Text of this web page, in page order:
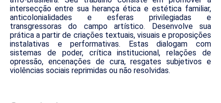
intersecção entre sua herança ética e estética familiar,
anticolonialidades e esferas privilegiadas e
transgressoras do campo artístico. Desenvolve sua
prática a partir de criações textuais, visuais e proposições
instalativas e performativas. Estas dialogam com
sistemas de poder, crítica institucional, relações de
opressão, encenações de cura, resgates subjetivos e
violências sociais reprimidas ou não resolvidas.